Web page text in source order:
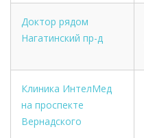
Доктор рядом
Нагатинский пр-д
Клиника ИнтелМед
на проспекте
Вернадского